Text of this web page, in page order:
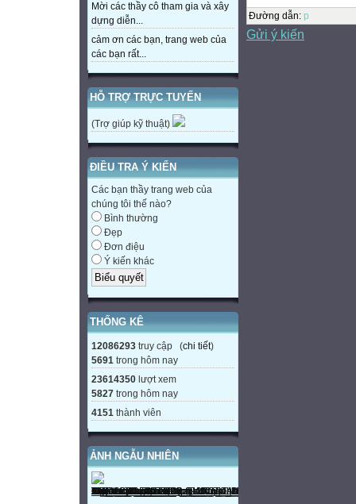
Mời các thầy cô tham gia và xây
dựng diễn...
cảm ơn các bạn, trang web của
các bạn rất...
HỖ TRỢ TRỰC TUYẾN
(Trợ giúp kỹ thuật)
ĐIỀU TRA Ý KIẾN
Các bạn thầy trang web của
chúng tôi thế nào?
Bình thường
Đẹp
Đơn điệu
Ý kiến khác
THỐNG KÊ
12086293 truy cập (chi tiết)
5691 trong hôm nay
23614350 lượt xem
5827 trong hôm nay
4151 thành viên
ẢNH NGẪU NHIÊN
ĐA 2
ĐA 4
Đường dẫn: p
Gửi ý kiến